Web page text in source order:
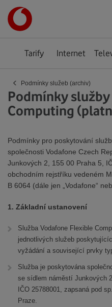
stránka
Tarify Internet
‹ Podmínky služeb (archiv)
Podmínky
Computing
Podmínky pro poskytování
společnosti Vodafone Czech
Junkových 2, 155 00 Praha 5,
obchodním rejstříku vedeném
B 6064 (dále jen „Vodafone“
1. Základní ustanovení
Služba Vodafone Flexible
jednotlivých služeb
vyžádání a související prvky
Služba je poskytována
se sídlem náměstí Junkových
IČO 25788001, zapsaná pod
Praze.